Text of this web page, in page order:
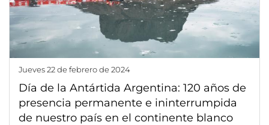
jueves 22 de febrero de 2024
Día de la Antártida Argentina: 120 años de
presencia permanente e ininterrumpida
de nuestro país en el continente blanco